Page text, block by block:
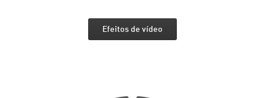
Efeitos de vídeo